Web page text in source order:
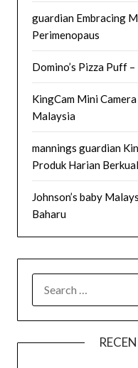
guardian Embracing
Perimenopaus
Domino’s Pizza Puff
KingCam Mini
Malaysia
mannings guardian
Produk Harian
Johnson’s baby
Baharu
FOR: